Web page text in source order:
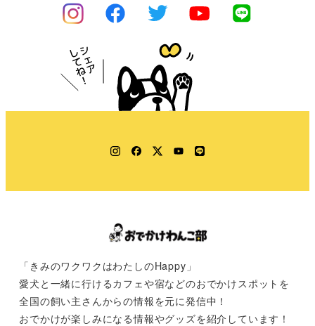
Instagram
Facebook
TwitterYouTube
LINE
「きみのワクワクはわたしのHappy」
愛犬と一緒に行けるカフェや宿などのおでかけスポットを
全国の飼い主さんからの情報を元に発信中！
おでかけが楽しみになる情報やグッズを紹介しています！